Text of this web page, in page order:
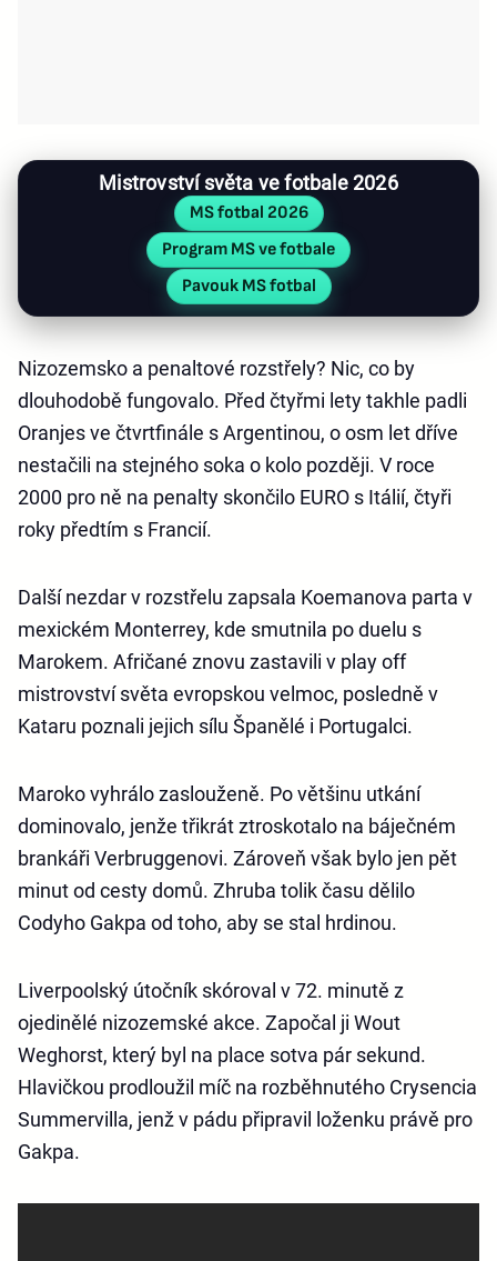
Mistrovství světa ve fotbale 2026
MS fotbal 2026
Program MS ve fotbale
Pavouk MS fotbal
Nizozemsko a penaltové rozstřely? Nic, co by
dlouhodobě fungovalo. Před čtyřmi lety takhle padli
Oranjes ve čtvrtfinále s Argentinou, o osm let dříve
nestačili na stejného soka o kolo později. V roce
2000 pro ně na penalty skončilo EURO s Itálií, čtyři
roky předtím s Francií.
Další nezdar v rozstřelu zapsala Koemanova parta v
mexickém Monterrey, kde smutnila po duelu s
Marokem. Afričané znovu zastavili v play off
mistrovství světa evropskou velmoc, posledně v
Kataru poznali jejich sílu Španělé i Portugalci.
Maroko vyhrálo zaslouženě. Po většinu utkání
dominovalo, jenže třikrát ztroskotalo na báječném
brankáři Verbruggenovi. Zároveň však bylo jen pět
minut od cesty domů. Zhruba tolik času dělilo
Codyho Gakpa od toho, aby se stal hrdinou.
Liverpoolský útočník skóroval v 72. minutě z
ojedinělé nizozemské akce. Započal ji Wout
Weghorst, který byl na place sotva pár sekund.
Hlavičkou prodloužil míč na rozběhnutého Crysencia
Summervilla, jenž v pádu připravil loženku právě pro
Gakpa.